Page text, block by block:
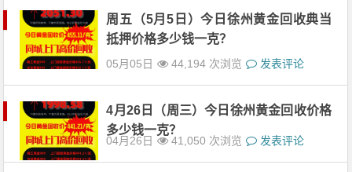
周五（5月5日）今日徐州黄金回收典当
抵押价格多少钱一克？
05月05日 44,194 次浏览 发表评论
4月26日（周三）今日徐州黄金回收价格
多少钱一克？
04月26日 41,050 次浏览 发表评论